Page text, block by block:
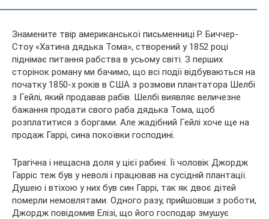
Знамените твір американської письменниці Р. Биччер-
Стоу «Хатина дядька Тома», створений у 1852 році
піднімає питання рабства в усьому світі. З перших
сторінок роману ми бачимо, що всі події відбуваються на
початку 1850-х років в США з розмови плантатора Шелбі
з Гейлі, який продавав рабів. Шелбі виявляє величезне
бажання продати свого раба дядька Тома, щоб
розплатитися з боргами. Але жадібний Гейлі хоче ще на
продаж Гаррі, сина покоївки господині.
Трагічна і нещасна доля у цієї рабині. Її чоловік Джордж
Гарріс теж був у неволі і працював на сусідній плантації.
Душею і втіхою у них був син Гаррі, так як двоє дітей
померли немовлятами. Одного разу, прийшовши з роботи,
Джордж повідомив Елізі, що його господар змушує